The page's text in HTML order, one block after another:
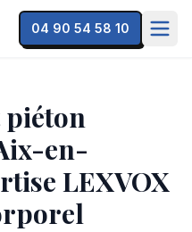
04 90 54 58 10
piéton
en-
LEXVOX